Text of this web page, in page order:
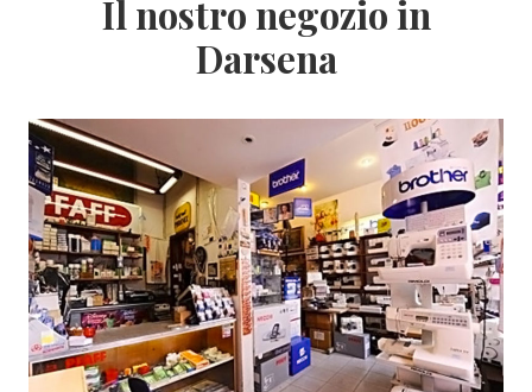
Il nostro negozio in
Darsena